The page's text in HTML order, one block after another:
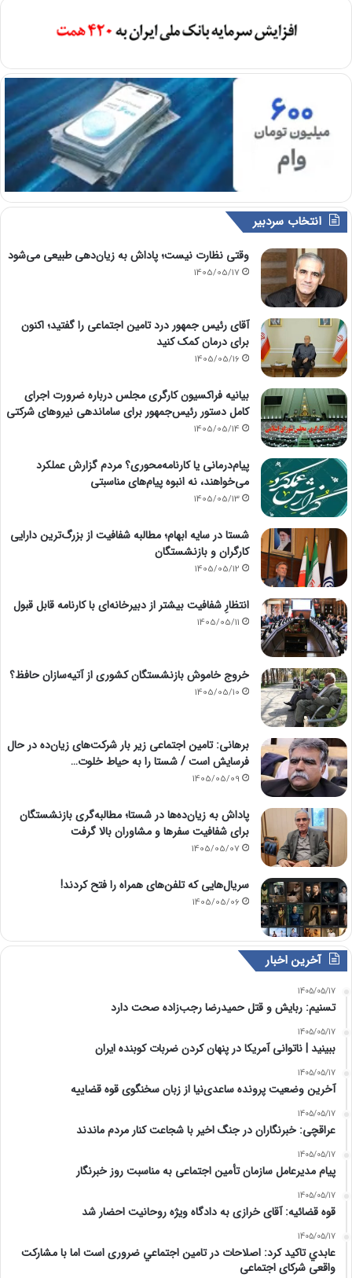
انتخاب سردبیر
وقتی نظارت نیست؛ پاداش به زیان‌دهی طبیعی می‌شود
1405/05/17
آقای رئیس جمهور درد تامین اجتماعی را گفتید؛ اکنون
برای درمان کمک کنید
1405/05/16
بیانیه فراکسیون کارگری مجلس درباره ضرورت اجرای
کامل دستور رئیس‌جمهور برای ساماندهی نیروهای شرکتی
1405/05/14
پیام‌درمانی یا کارنامه‌محوری؟ مردم گزارش عملکرد
می‌خواهند، نه انبوه پیام‌های مناسبتی
1405/05/13
شستا در سایه ابهام؛ مطالبه شفافیت از بزرگ‌ترین دارایی
کارگران و بازنشستگان
1405/05/12
انتظارِ شفافیت بیشتر از دبیرخانه‌ای با کارنامه قابل قبول
1405/05/11
خروج خاموش بازنشستگان کشوری از آتیه‌سازان حافظ؟
1405/05/10
برهانی: تامین اجتماعی زیر بار شرکت‌های زیان‌ده در حال
فرسایش است / شستا را به حیاط خلوت…
1405/05/09
پاداش به زیان‌ده‌ها در شستا؛ مطالبه‌گری بازنشستگان
برای شفافیت سفرها و مشاوران بالا گرفت
1405/05/07
سریال‌هایی که تلفن‌های همراه را فتح کردند!
1405/05/06
آخرین اخبار
1405/05/17
تسنیم: ربایش و قتل حمیدرضا رجب‌زاده صحت دارد
1405/05/17
‏ببینید | ناتوانی آمریکا در پنهان کردن ضربات کوبنده ایران
1405/05/17
آخرین وضعیت پرونده ساعدی‌نیا از زبان سخنگوی قوه قضاییه
1405/05/17
عراقچی: خبرنگاران در جنگ اخیر با شجاعت کنار مردم ماندند
1405/05/17
پیام مدیرعامل سازمان تأمین اجتماعی به مناسبت روز خبرنگار
1405/05/17
قوه قضائیه: آقای خرازی به دادگاه ویژه روحانیت احضار شد
1405/05/17
عابدي تاكيد كرد: اصلاحات در تامين اجتماعي ضروری است اما با مشارکت
واقعی شرکای اجتماعی